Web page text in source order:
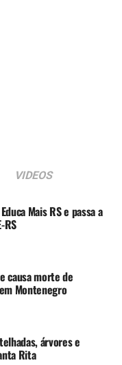
VIDEOS
Mais RS e passa a
RS
causa morte de
Montenegro
árvores e
Rita